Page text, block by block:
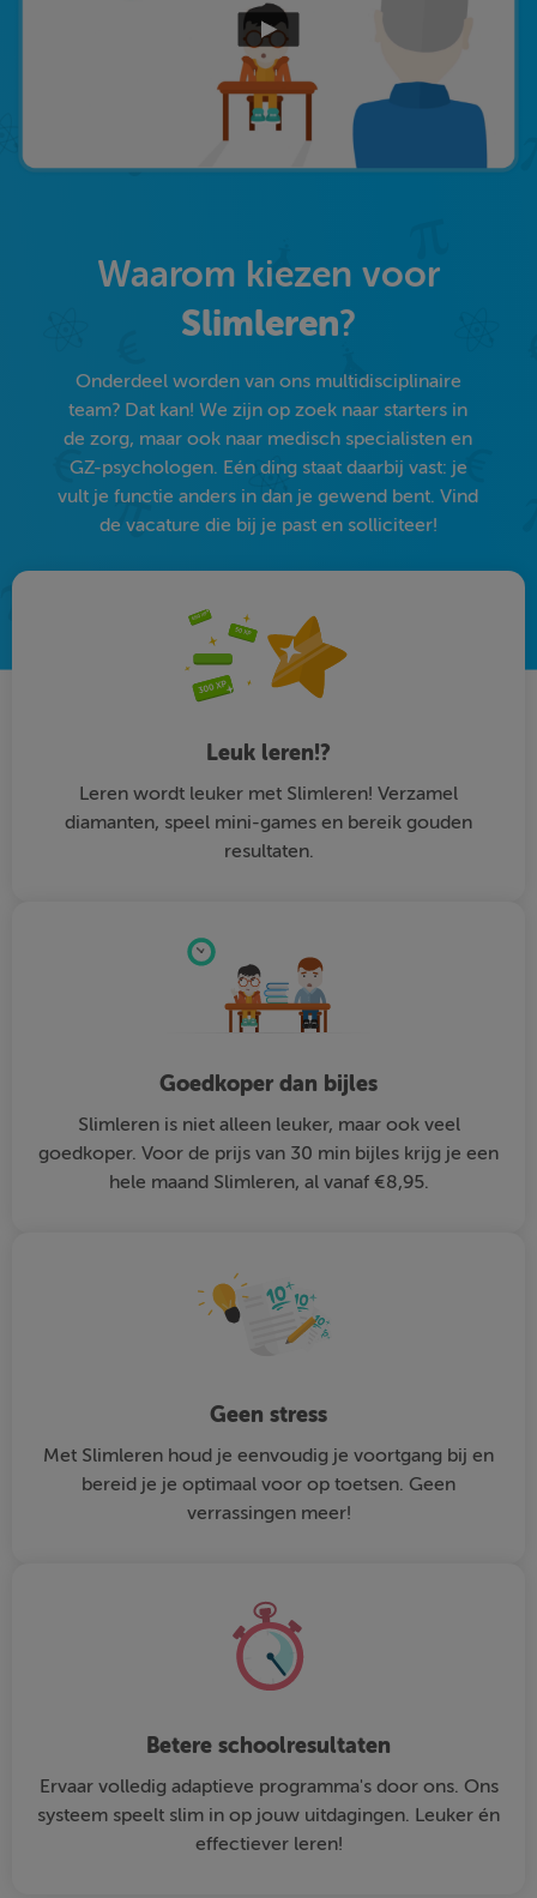
Waarom kiezen voor
Slimleren?
Onderdeel worden van ons multidisciplinaire
team? Dat kan! We zijn op zoek naar starters in
de zorg, maar ook naar medisch specialisten en
GZ-psychologen. Eén ding staat daarbij vast: je
vult je functie anders in dan je gewend bent. Vind
de vacature die bij je past en solliciteer!
Leuk leren!?
Leren wordt leuker met Slimleren! Verzamel
diamanten, speel mini-games en bereik gouden
resultaten.
Goedkoper dan bijles
Slimleren is niet alleen leuker, maar ook veel
goedkoper. Voor de prijs van 30 min bijles krijg je een
hele maand Slimleren, al vanaf €8,95.
Geen stress
Met Slimleren houd je eenvoudig je voortgang bij en
bereid je je optimaal voor op toetsen. Geen
verrassingen meer!
Betere schoolresultaten
Ervaar volledig adaptieve programma's door ons. Ons
systeem speelt slim in op jouw uitdagingen. Leuker én
effectiever leren!